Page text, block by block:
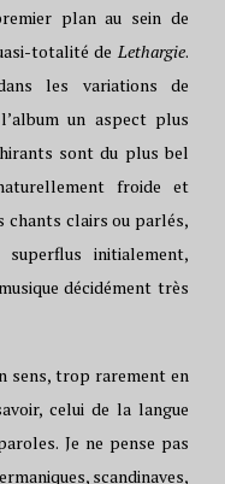
plan au sein de
totalité de Lethargie.
les variations de
un aspect plus
sont du plus bel
froide et
chants clairs ou parlés,
initialement,
décidément très
sens, trop rarement en
celui de la langue
Je ne pense pas
scandinaves,